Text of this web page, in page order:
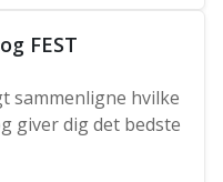
FEST
sammenligne hvilke
giver dig det bedste